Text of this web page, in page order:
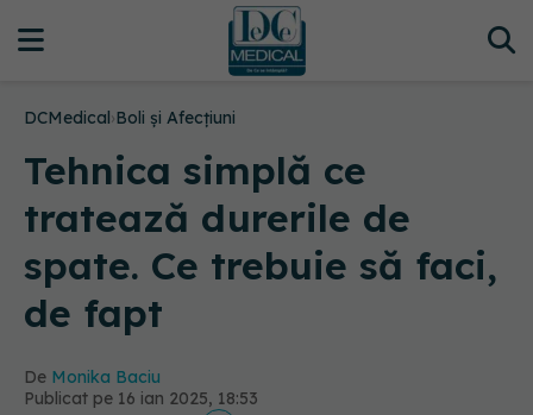
DCMedical›Boli și Afecțiuni
Tehnica simplă ce
tratează durerile de
spate. Ce trebuie să faci,
de fapt
De Monika Baciu
Publicat pe 16 ian 2025, 18:53